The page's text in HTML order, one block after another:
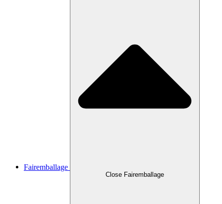
Fairemballage
Close Fairemballage